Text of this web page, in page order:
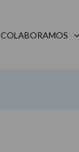
COLABORAMOS